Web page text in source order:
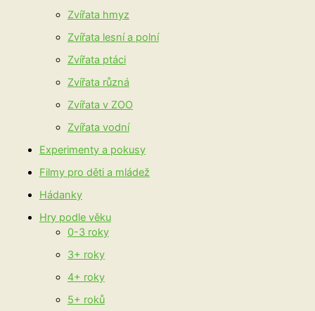
Zvířata hmyz
Zvířata lesní a polní
Zvířata ptáci
Zvířata různá
Zvířata v ZOO
Zvířata vodní
Experimenty a pokusy
Filmy pro děti a mládež
Hádanky
Hry podle věku
0-3 roky
3+ roky
4+ roky
5+ roků